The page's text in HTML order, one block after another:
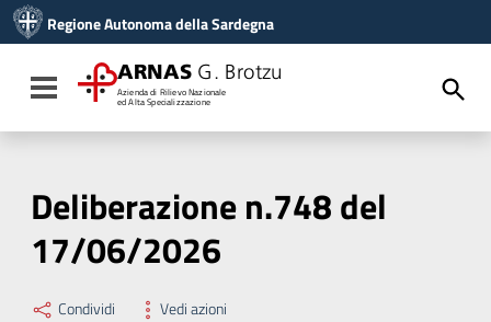
Vai al menu di navigazione
Vai al footer
Regione Autonoma della Sardegna
Toggle navigation
ARNAS G. Brotzu
Azienda di Rilievo Nazionale
ed Alta Specializzazione
Deliberazione n.748 del
17/06/2026
Condividi Vedi azioni